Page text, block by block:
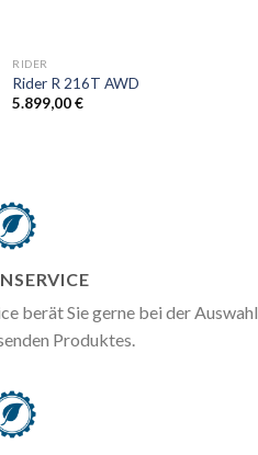
RIDER
Rider R 216T AWD
5.899,00€
berät Sie gerne bei der Auswahl
Produktes.